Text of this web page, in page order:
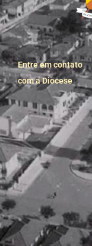
Entre em contato
com a Diocese